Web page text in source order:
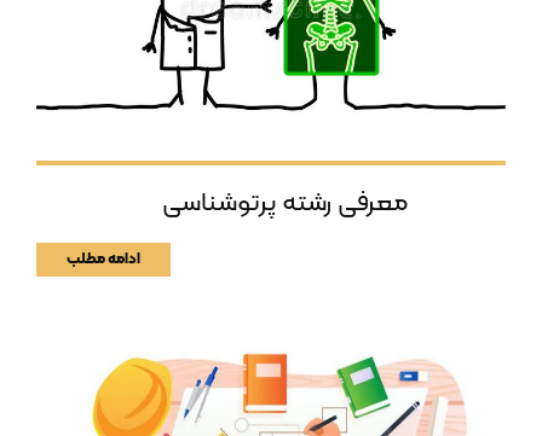
معرفی رشته پرتوشناسی
ادامه مطلب